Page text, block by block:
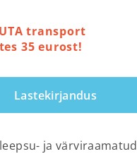
transport
35 eurost!
Lastekirjandus
ja värviraamatud